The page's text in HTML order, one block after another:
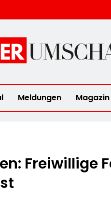
Meldungen Magazin
Freiwillige